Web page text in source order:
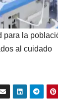
para la
al cuidado